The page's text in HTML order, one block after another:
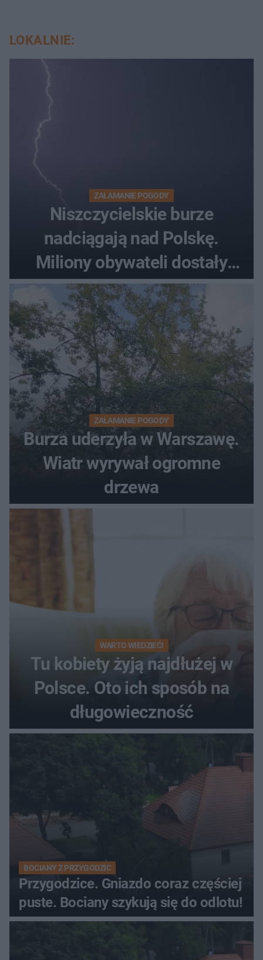
LOKALNIE:
ZAŁAMANIE POGODY
Niszczycielskie burze
nadciągają nad Polskę.
Miliony obywateli dostały
wiadomości z pilnym
ostrzeżeniem
ZAŁAMANIE POGODY
Burza uderzyła w Warszawę.
Wiatr wyrywał ogromne
drzewa
WARTO WIEDZIEĆ!
Tu kobiety żyją najdłużej w
Polsce. Oto ich sposób na
długowieczność
BOCIANY Z PRZYGODZIC
Przygodzice. Gniazdo coraz częściej
puste. Bociany szykują się do odlotu!